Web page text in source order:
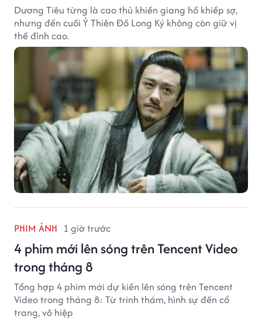
Dương Tiêu từng là cao thủ khiến giang hồ khiếp sợ,
nhưng đến cuối Ỷ Thiên Đồ Long Ký không còn giữ vị
thế đỉnh cao.
PHIM ẢNH 1 giờ trước
4 phim mới lên sóng trên Tencent Video
trong tháng 8
Tổng hợp 4 phim mới dự kiến lên sóng trên Tencent
Video trong tháng 8: Từ trinh thám, hình sự đến cổ
trang, võ hiệp